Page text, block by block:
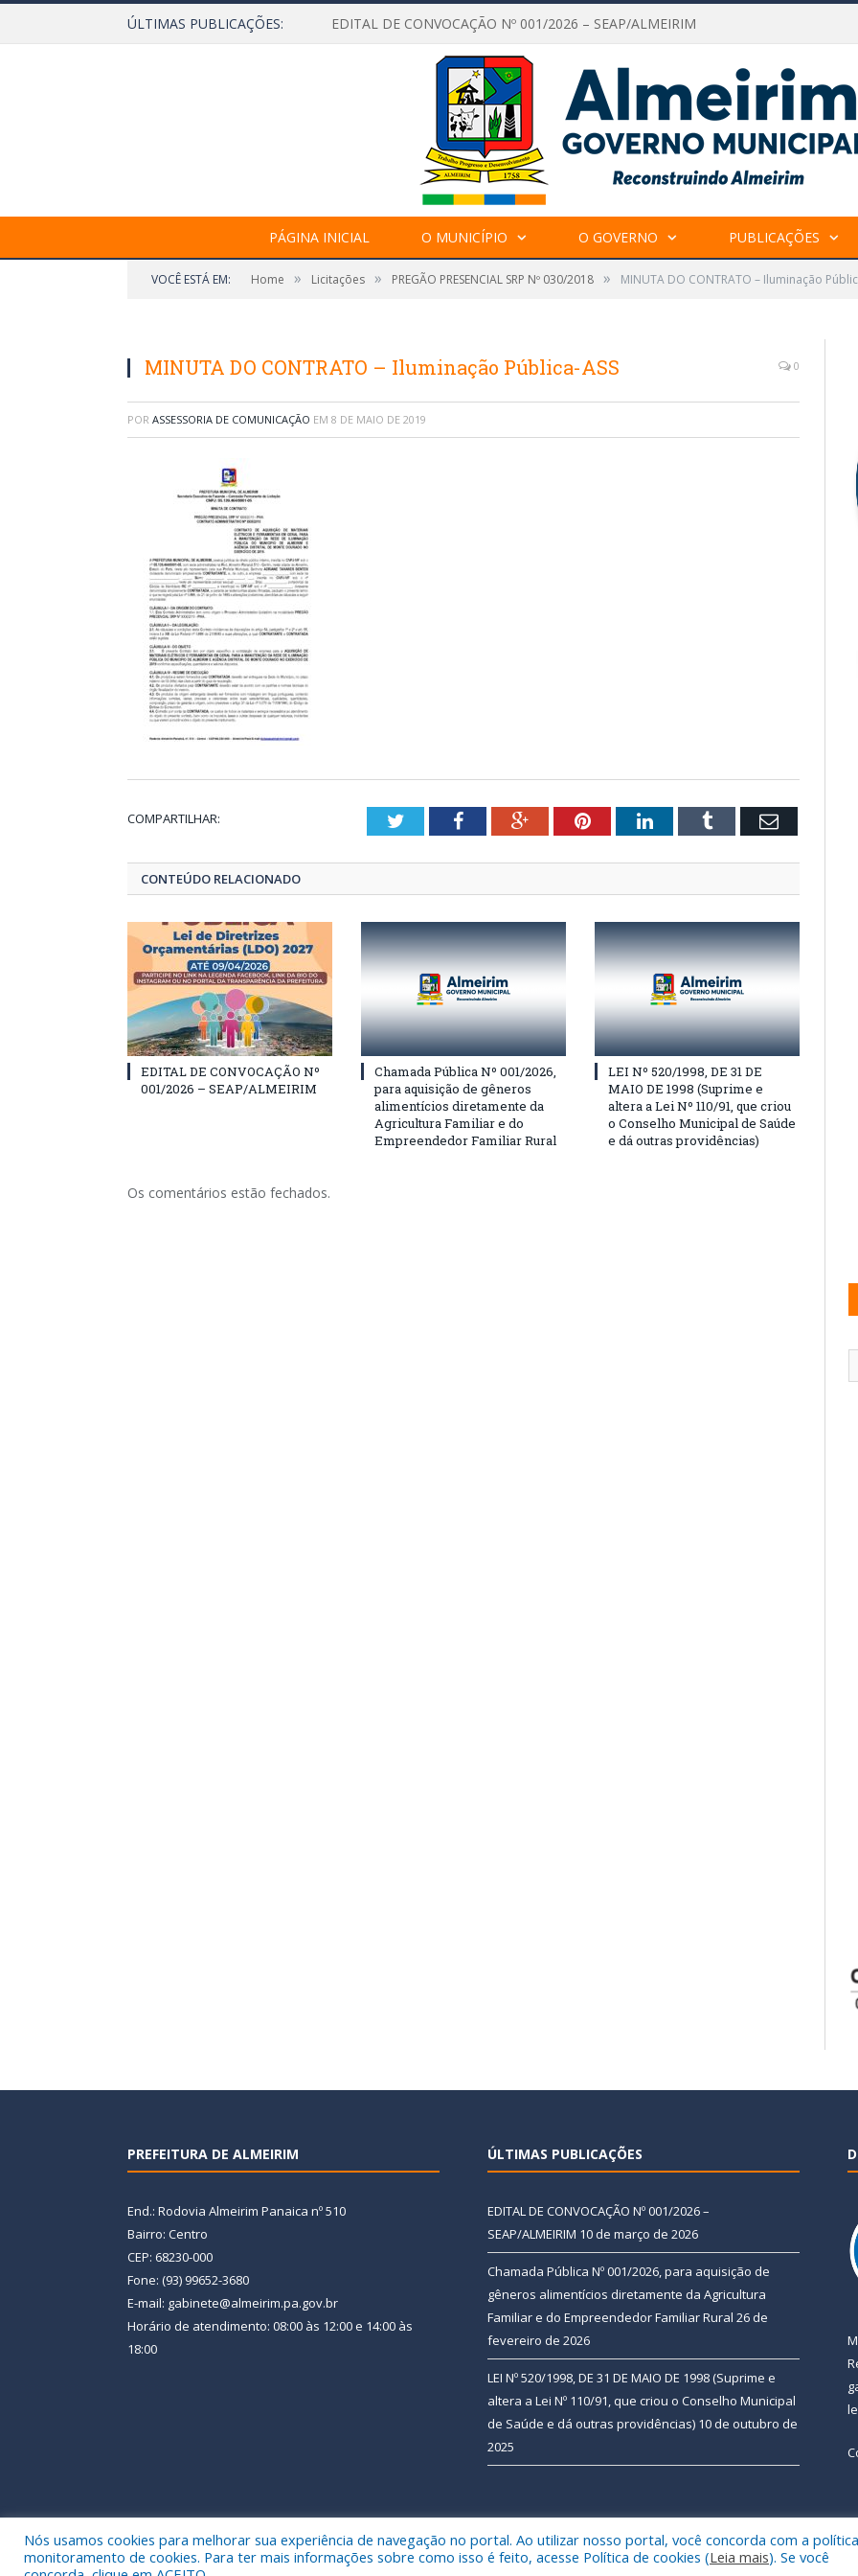
ÚLTIMAS PUBLICAÇÕES: EDITAL DE CONVOCAÇÃO Nº 001/2026 – SEAP/ALMEIRIM
PÁGINA INICIAL O MUNICÍPIO O GOVERNO PUBLICAÇÕES
VOCÊ ESTÁ EM: Home » Licitações » PREGÃO PRESENCIAL SRP Nº 030/2018 » MINUTA DO CONTRATO – Iluminação
MINUTA DO CONTRATO – Iluminação Pública-ASS 0
POR ASSESSORIA DE COMUNICAÇÃO EM 8 DE MAIO DE 2019
COMPARTILHAR: TwitterFacebookGoogle+PinterestLinkedInTumblr Email
CONTEÚDO RELACIONADO
EDITAL DE CONVOCAÇÃO Nº
001/2026 – SEAP/ALMEIRIM
Chamada Pública Nº 001/2026,
para aquisição de gêneros
alimentícios diretamente da
Agricultura Familiar e do
Empreendedor Familiar Rural
LEI Nº 520/1998, DE 31 DE
MAIO DE 1998 (Suprime e
altera a Lei Nº 110/91, que criou
o Conselho Municipal de Saúde
e dá outras providências)
Os comentários estão fechados.
PREFEITURA DE ALMEIRIM
End.: Rodovia Almeirim Panaica nº 510
Bairro: Centro
CEP: 68230-000
Fone: (93) 99652-3680
E-mail: gabinete@almeirim.pa.gov.br
Horário de atendimento: 08:00 às 12:00 e 14:00 às
18:00
ÚLTIMAS PUBLICAÇÕES
EDITAL DE CONVOCAÇÃO Nº 001/2026 –
SEAP/ALMEIRIM 10 de março de 2026
Chamada Pública Nº 001/2026, para aquisição de
gêneros alimentícios diretamente da Agricultura
Familiar e do Empreendedor Familiar Rural 26 de
fevereiro de 2026
LEI Nº 520/1998, DE 31 DE MAIO DE 1998 (Suprime e
altera a Lei Nº 110/91, que criou o Conselho Municipal
de Saúde e dá outras providências) 10 de outubro de
2025
Todos os direitos reservados a Prefeitura Municipal de Almeirim. Mapa do Site
Nós usamos cookies para melhorar sua experiência de navegação no portal. Ao utilizar nosso portal, você concorda com a
monitoramento de cookies. Para ter mais informações sobre como isso é feito, acesse Política de cookies (Leia mais). Se você